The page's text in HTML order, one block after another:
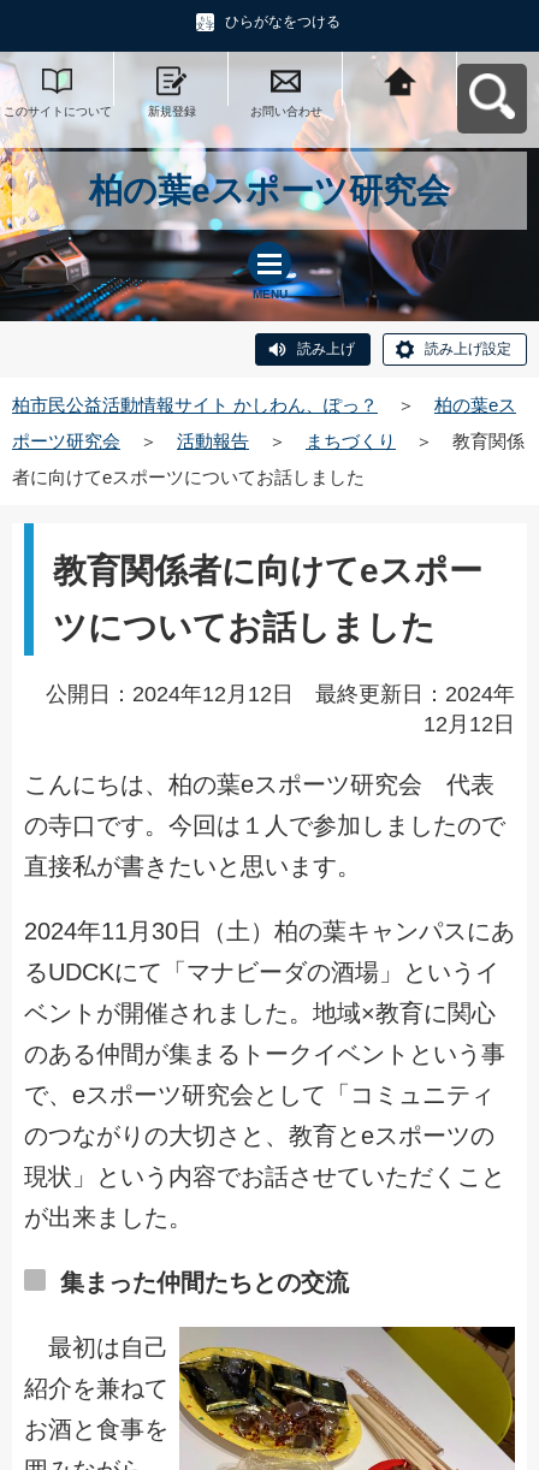
ひらがなをつける
このサイトについて 新規登録 お問い合わせ
柏市民公益活動情報
サイト かしわん、ぽ
っ？へ戻る
柏の葉eスポーツ研究会
MENU
読み上げ 読み上げ設定
柏市民公益活動情報サイト かしわん、ぽっ？ ＞
柏の葉eス
ポーツ研究会
＞ 活動報告 ＞ まちづくり ＞
教育関係
者に向けてeスポーツについてお話しました
教育関係者に向けてeスポー
ツについてお話しました
公開日：2024年12月12日 最終更新日：2024年
12月12日
こんにちは、柏の葉eスポーツ研究会 代表
の寺口です。今回は１人で参加しましたので
直接私が書きたいと思います。
2024年11月30日（土）柏の葉キャンパスにあ
るUDCKにて「マナビーダの酒場」というイ
ベントが開催されました。地域×教育に関心
のある仲間が集まるトークイベントという事
で、eスポーツ研究会として「コミュニティ
のつながりの大切さと、教育とeスポーツの
現状」という内容でお話させていただくこと
が出来ました。
集まった仲間たちとの交流
最初は自己
紹介を兼ねて
お酒と食事を